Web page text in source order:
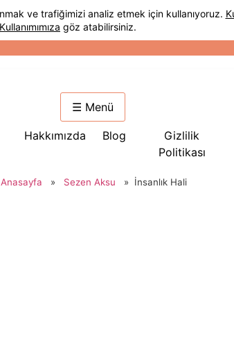
☰ Menü
Hakkımızda Blog
Gizlilik
Politikası
Anasayfa » Sezen Aksu » İnsanlık Hali